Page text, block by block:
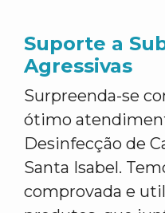
Suporte a
Agressivas
Surpreenda-se
ótimo
Desinfecção de
Santa Isabel.
comprovada e